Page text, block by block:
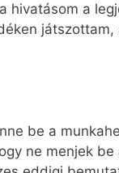
hivatásom a
be a
ne menjek